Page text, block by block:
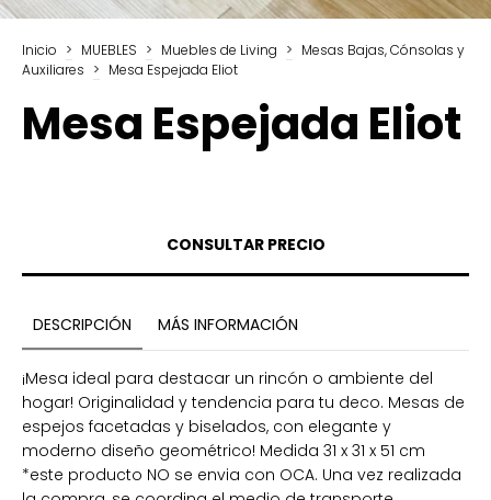
Inicio > MUEBLES > Muebles de Living > Mesas Bajas, Cónsolas y
Auxiliares > Mesa Espejada Eliot
Mesa Espejada Eliot
DESCRIPCIÓN MÁS INFORMACIÓN
¡Mesa ideal para destacar un rincón o ambiente del
hogar! Originalidad y tendencia para tu deco. Mesas de
espejos facetadas y biselados, con elegante y
moderno diseño geométrico! Medida 31 x 31 x 51 cm
*este producto NO se envia con OCA. Una vez realizada